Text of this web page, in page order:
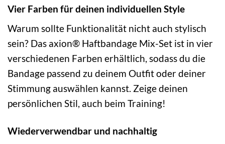
Vier Farben für deinen individuellen Style
Warum sollte Funktionalität nicht auch stylisch
sein? Das axion® Haftbandage Mix-Set ist in vier
verschiedenen Farben erhältlich, sodass du die
Bandage passend zu deinem Outfit oder deiner
Stimmung auswählen kannst. Zeige deinen
persönlichen Stil, auch beim Training!
Wiederverwendbar und nachhaltig